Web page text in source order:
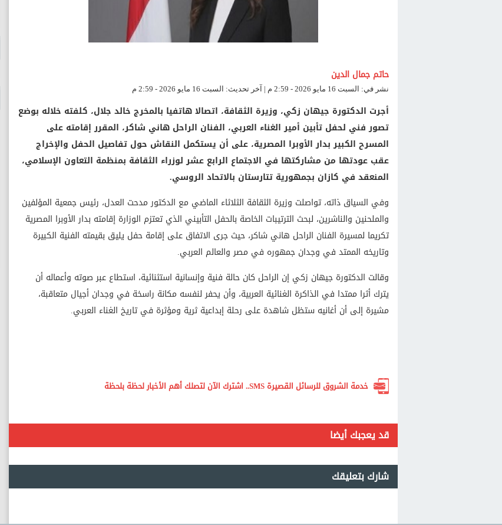
حاتم جمال الدين
نشر في: السبت 16 مايو 2026 - 2:59 م | آخر تحديث: السبت 16 مايو 2026 - 2:59 م
أجرت الدكتورة جيهان زكي، وزيرة الثقافة، اتصالا هاتفيا بالمخرج خالد جلال، كلفته خلاله بوضع
تصور فني لحفل تأبين أمير الغناء العربي، الفنان الراحل هاني شاكر، المقرر إقامته على
المسرح الكبير بدار الأوبرا المصرية، على أن يستكمل النقاش حول تفاصيل الحفل والإخراج
عقب عودتها من مشاركتها في الاجتماع الرابع عشر لوزراء الثقافة بمنظمة التعاون الإسلامي،
المنعقد في كازان بجمهورية تتارستان بالاتحاد الروسي.
وفي السياق ذاته، تواصلت وزيرة الثقافة الثلاثاء الماضي مع الدكتور مدحت العدل، رئيس جمعية المؤلفين
والملحنين والناشرين، لبحث الترتيبات الخاصة بالحفل التأبيني الذي تعتزم الوزارة إقامته بدار الأوبرا المصرية
تكريما لمسيرة الفنان الراحل هاني شاكر، حيث جرى الاتفاق على إقامة حفل يليق بقيمته الفنية الكبيرة
وتاريخه الممتد في وجدان جمهوره في مصر والعالم العربي.
وقالت الدكتورة جيهان زكي إن الراحل كان حالة فنية وإنسانية استثنائية، استطاع عبر صوته وأعماله أن
يترك أثرا ممتدا في الذاكرة الغنائية العربية، وأن يحفر لنفسه مكانة راسخة في وجدان أجيال متعاقبة،
مشيرة إلى أن أغانيه ستظل شاهدة على رحلة إبداعية ثرية ومؤثرة في تاريخ الغناء العربي.
خدمة الشروق للرسائل القصيرة SMS.. اشترك الآن لتصلك أهم الأخبار لحظة بلحظة
قد يعجبك أيضا
شارك بتعليقك